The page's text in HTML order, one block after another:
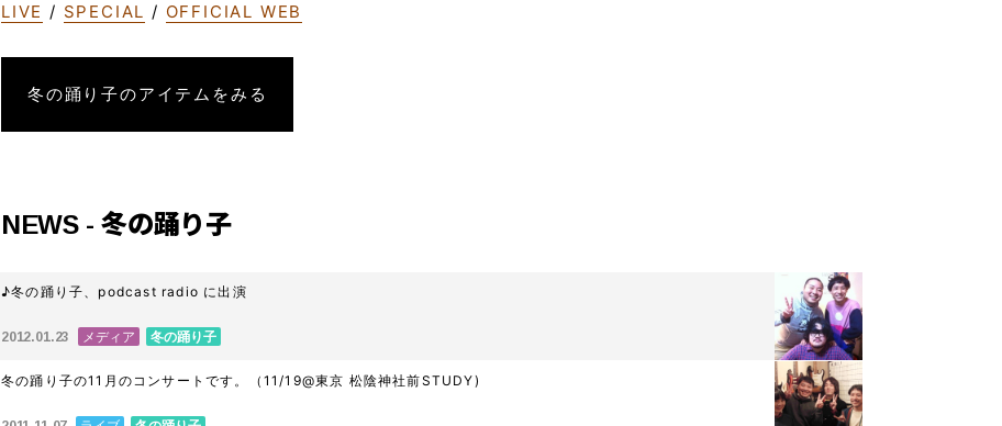
LIVE / SPECIAL / OFFICIAL WEB
冬の踊り子のアイテムをみる
NEWS - 冬の踊り子
♪冬の踊り子、podcast radio に出演
2012.01.23 メディア 冬の踊り子
冬の踊り子の11月のコンサートです。（11/19@東京 松陰神社前STUDY)